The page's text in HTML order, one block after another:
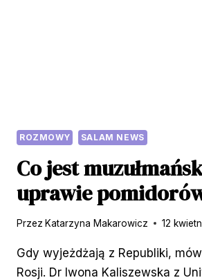
ROZMOWY SALAM NEWS
Co jest
uprawie
Przez Katarzyna Makarowicz 12
Gdy wyjeżdżają z Republiki,
Rosji. Dr Iwona Kaliszewska z